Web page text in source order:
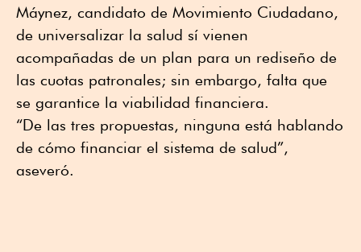
Máynez, candidato de Movimiento Ciudadano,
de universalizar la salud sí vienen
acompañadas de un plan para un rediseño de
las cuotas patronales; sin embargo, falta que
se garantice la viabilidad financiera.
“De las tres propuestas, ninguna está hablando
de cómo financiar el sistema de salud”,
aseveró.